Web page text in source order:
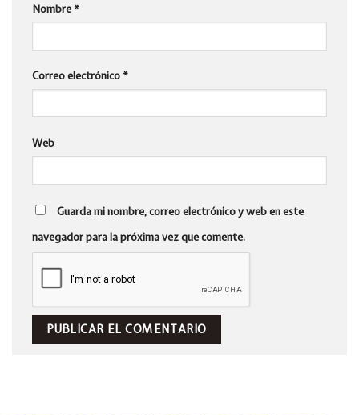
Nombre *
Correo electrónico *
Web
Guarda mi nombre, correo electrónico y web en este
navegador para la próxima vez que comente.